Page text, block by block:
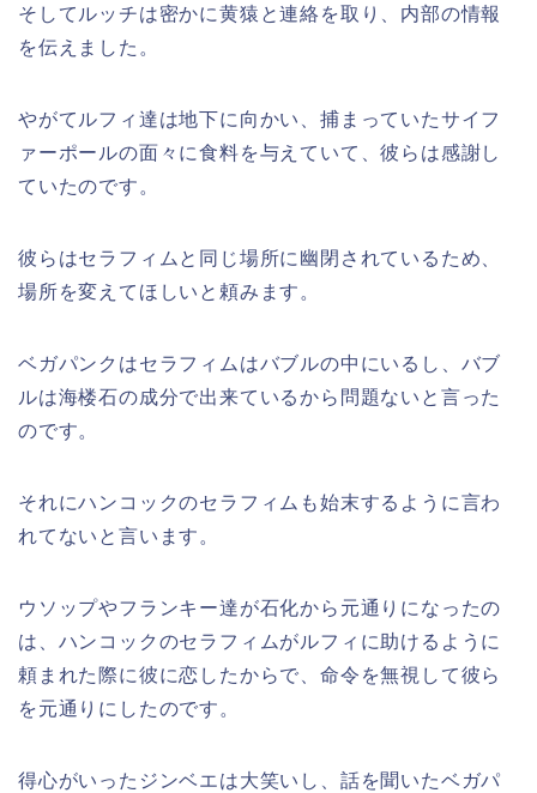
そしてルッチは密かに黄猿と連絡を取り、内部の情報
を伝えました。
やがてルフィ達は地下に向かい、捕まっていたサイフ
ァーポールの面々に食料を与えていて、彼らは感謝し
ていたのです。
彼らはセラフィムと同じ場所に幽閉されているため、
場所を変えてほしいと頼みます。
ベガパンクはセラフィムはバブルの中にいるし、バブ
ルは海楼石の成分で出来ているから問題ないと言った
のです。
それにハンコックのセラフィムも始末するように言わ
れてないと言います。
ウソップやフランキー達が石化から元通りになったの
は、ハンコックのセラフィムがルフィに助けるように
頼まれた際に彼に恋したからで、命令を無視して彼ら
を元通りにしたのです。
得心がいったジンベエは大笑いし、話を聞いたベガパ